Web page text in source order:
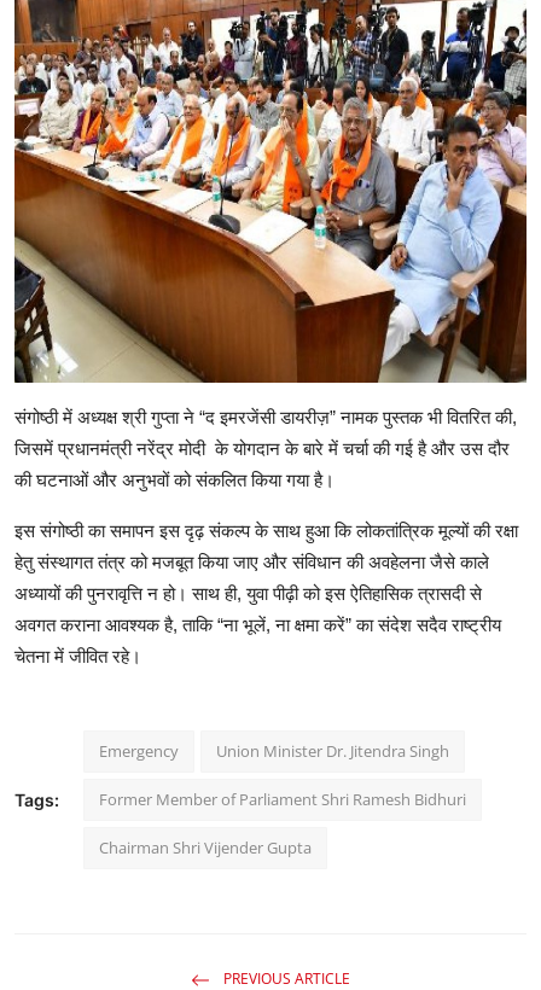
संगोष्ठी में अध्यक्ष श्री गुप्ता ने “द इमरजेंसी डायरीज़” नामक पुस्तक भी वितरित की,
जिसमें प्रधानमंत्री नरेंद्र मोदी के योगदान के बारे में चर्चा की गई है और उस दौर
की घटनाओं और अनुभवों को संकलित किया गया है।
इस संगोष्ठी का समापन इस दृढ़ संकल्प के साथ हुआ कि लोकतांत्रिक मूल्यों की रक्षा
हेतु संस्थागत तंत्र को मजबूत किया जाए और संविधान की अवहेलना जैसे काले
अध्यायों की पुनरावृत्ति न हो। साथ ही, युवा पीढ़ी को इस ऐतिहासिक त्रासदी से
अवगत कराना आवश्यक है, ताकि “ना भूलें, ना क्षमा करें” का संदेश सदैव राष्ट्रीय
चेतना में जीवित रहे।
Tags:
Emergency Union Minister Dr. Jitendra Singh
Former Member of Parliament Shri Ramesh Bidhuri
Chairman Shri Vijender Gupta
PREVIOUS ARTICLE